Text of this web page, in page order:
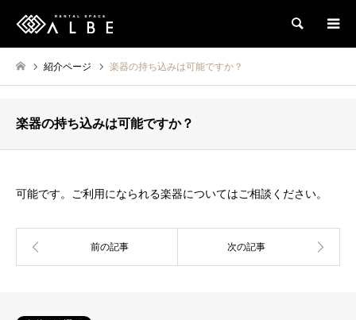
検索
紹介ページ 楽器の持ち込みは可能ですか？
楽器の持ち込みは可能ですか？
可能です。ご利用になられる楽器についてはご相談ください。